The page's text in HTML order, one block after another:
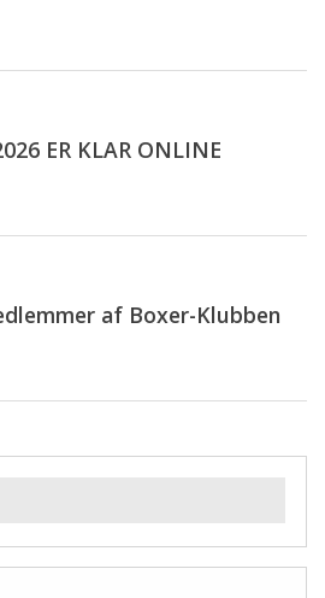
ER KLAR ONLINE
af Boxer-Klubben